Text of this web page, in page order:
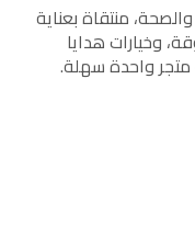
منتقاة بعناية
وخيارات هدايا
واحدة سهلة.